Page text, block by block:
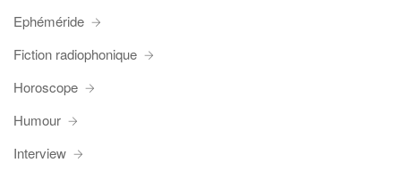
Ephéméride
Fiction radiophonique
Horoscope
Humour
Interview